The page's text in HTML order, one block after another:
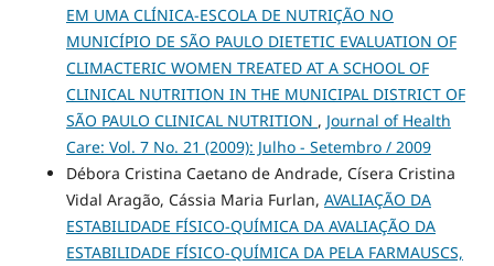
EM UMA CLÍNICA-ESCOLA DE NUTRIÇÃO NO
MUNICÍPIO DE SÃO PAULO DIETETIC EVALUATION OF
CLIMACTERIC WOMEN TREATED AT A SCHOOL OF
CLINICAL NUTRITION IN THE MUNICIPAL DISTRICT OF
SÃO PAULO CLINICAL NUTRITION , Journal of Health
Care: Vol. 7 No. 21 (2009): Julho - Setembro / 2009
Débora Cristina Caetano de Andrade, Císera Cristina
Vidal Aragão, Cássia Maria Furlan, AVALIAÇÃO DA
ESTABILIDADE FÍSICO-QUÍMICA DA AVALIAÇÃO DA
ESTABILIDADE FÍSICO-QUÍMICA DA PELA FARMAUSCS,